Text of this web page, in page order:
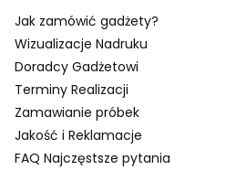
Jak zamówić gadżety?
Wizualizacje Nadruku
Doradcy Gadżetowi
Terminy Realizacji
Zamawianie próbek
Jakość i Reklamacje
FAQ Najczęstsze pytania